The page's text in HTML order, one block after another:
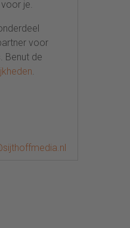
je.
voor
Benut de
.